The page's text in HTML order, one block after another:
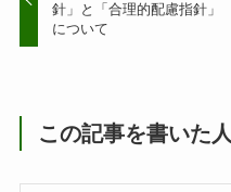
針」と「合理的配慮指針」
について
この記事を書いた人